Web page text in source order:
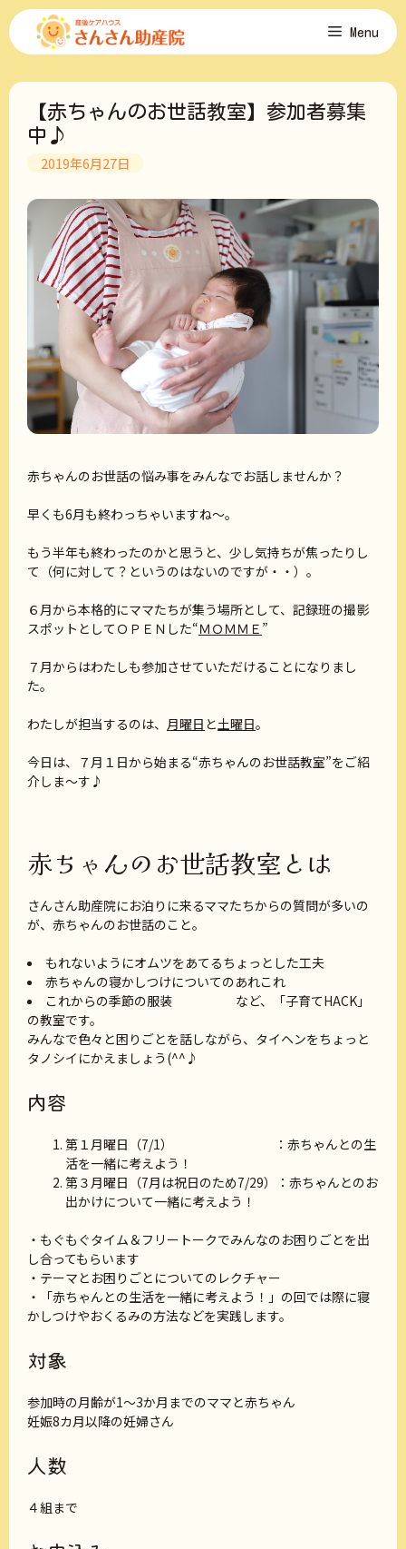
コ
ン
ツ
Menu
【赤ちゃんのお世話教室】参加者募集
中♪
2019年6月27日
赤ちゃんのお世話の悩み事をみんなでお話しませんか？
早くも6月も終わっちゃいますね～。
もう半年も終わったのかと思うと、少し気持ちが焦ったりし
て（何に対して？というのはないのですが・・）。
６月から本格的にママたちが集う場所として、記録班の撮影
スポットとしてＯＰＥＮした“ＭＯＭＭＥ ”
７月からはわたしも参加させていただけることになりまし
た。
わたしが担当するのは、 月曜日 と土曜日。
今日は、７月１日から始まる“赤ちゃんのお世話教室”をご紹
介しま～す♪
赤ちゃんのお世話教室とは
さんさん助産院にお泊りに来るママたちからの質問が多いの
が、赤ちゃんのお世話のこと。
もれないようにオムツをあてるちょっとした工夫
赤ちゃんの寝かしつけについてのあれこれ
これからの季節の服装 など、「子育てHACK」
の教室です。
みんなで色々と困りごとを話しながら、タイヘンをちょっと
タノシイにかえましょう(^^♪
内容
第１月曜日（7/1） ：赤ちゃんとの生
活を一緒に考えよう！
第３月曜日（7月は祝日のため7/29）：赤ちゃんとのお
出かけについて一緒に考えよう！
・もぐもぐタイム＆フリートークでみんなのお困りごとを出
し合ってもらいます
・テーマとお困りごとについてのレクチャー
・「赤ちゃんとの生活を一緒に考えよう！」の回では際に寝
かしつけやおくるみの方法などを実践します。
対象
参加時の月齢が1～3か月までのママと赤ちゃん
妊娠8カ月以降の妊婦さん
人数
４組まで